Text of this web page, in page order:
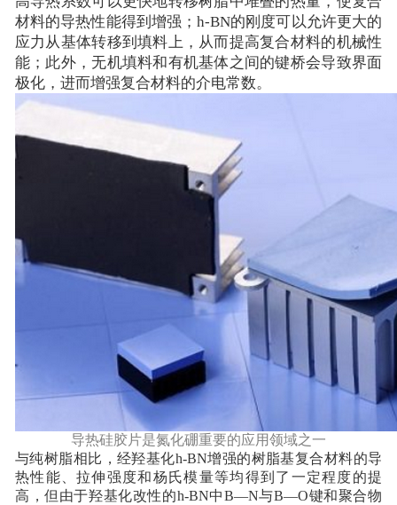
材料的导热性能得到增强；h-BN的刚度可以允许更大的
应力从基体转移到填料上，从而提高复合材料的机械性
能； 此外，无机填料和有机基体之间的键桥会导致界面
极化，进而增强复合材料的介电常数。
导热硅胶片是氮化硼重要的应用领域之一
与纯树脂相比，经羟基化h-BN增强的树脂基复合材料的导
热性能、拉伸强度和杨氏模量等均得到了一定程度的提
高，但由于羟基化改性的h-BN中B—N与B—O键和聚合物